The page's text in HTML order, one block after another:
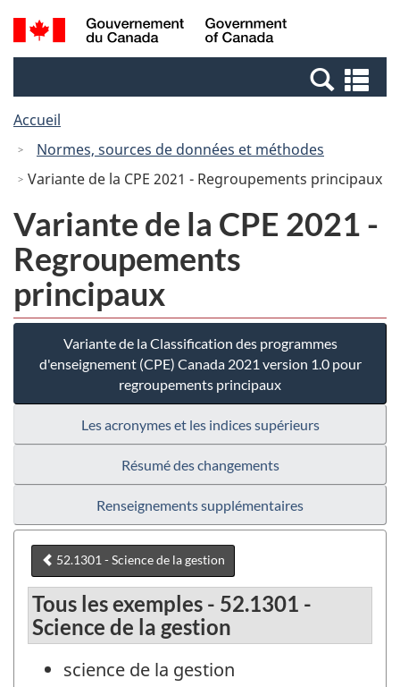
Passer
au
Passer
à
Canada
Recherche
et
et
Accueil
Normes, sources de données et méthodes
Variante de la CPE 2021 - Regroupements principaux
Variante de la CPE 2021 -
Regroupements
principaux
Variante de la Classification des programmes
d'enseignement (CPE) Canada 2021 version 1.0 pour
regroupements principaux
Les acronymes et les indices supérieurs
Résumé des changements
Renseignements supplémentaires
52.1301 - Science de la gestion
Tous les exemples - 52.1301 -
Science de la gestion
science de la gestion